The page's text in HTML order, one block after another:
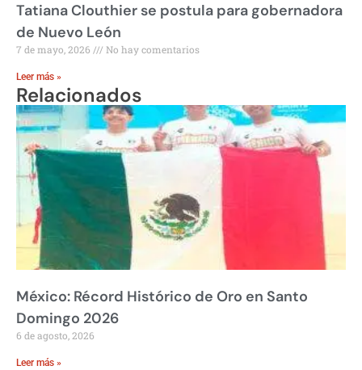
Tatiana Clouthier se postula para gobernadora
de Nuevo León
7 de mayo, 2026 No hay comentarios
Leer más »
Relacionados
México: Récord Histórico de Oro en Santo
Domingo 2026
6 de agosto, 2026
Leer más »